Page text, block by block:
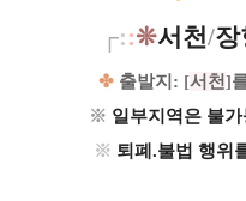
┌::❊서천/장
✤출발지: [서천]
※ 일부지역은 불
※ 퇴폐.불법 행위